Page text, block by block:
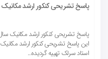
پاسخ تشریحی کنکور ارشد مکانیک 1395
استاد سرلک تهییه گردیده...